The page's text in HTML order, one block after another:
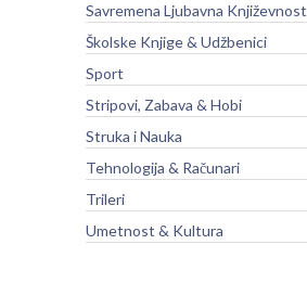
Savremena Ljubavna Književnost
Školske Knjige & Udžbenici
Sport
Stripovi, Zabava & Hobi
Struka i Nauka
Tehnologija & Računari
Trileri
Umetnost & Kultura